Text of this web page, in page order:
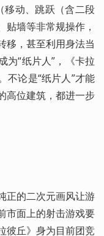
移动、跳跃（含二段
墙等非常规操作，
移，甚至利用身法当
为“纸片人”，《卡拉
不论是“纸片人”才能
高位建筑，都进一步
正的二次元画风让游
市面上的射击游戏要
彼丘》身为目前团竞